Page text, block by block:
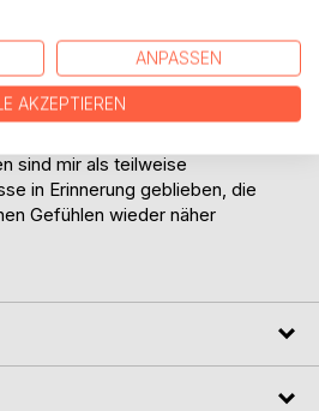
ich oft genutzt, um in
und Gedanken von
von einer Krankheit,
sind mir als teilweise
in Erinnerung geblieben, die
Gefühlen wieder näher
ANPASSEN
AKZEPTIEREN